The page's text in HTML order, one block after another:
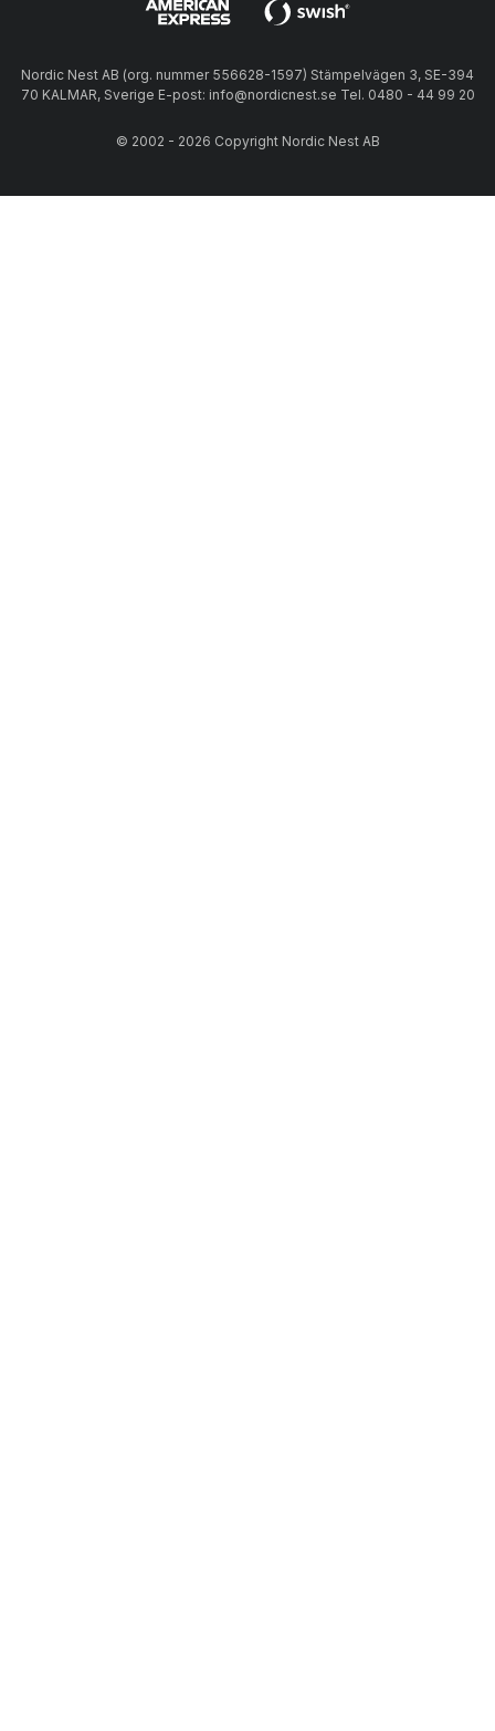
Nordic Nest AB (org. nummer 556628-1597) Stämpelvägen 3, SE-394
70 KALMAR, Sverige E-post: info@nordicnest.se Tel. 0480 - 44 99 20
© 2002 - 2026 Copyright Nordic Nest AB